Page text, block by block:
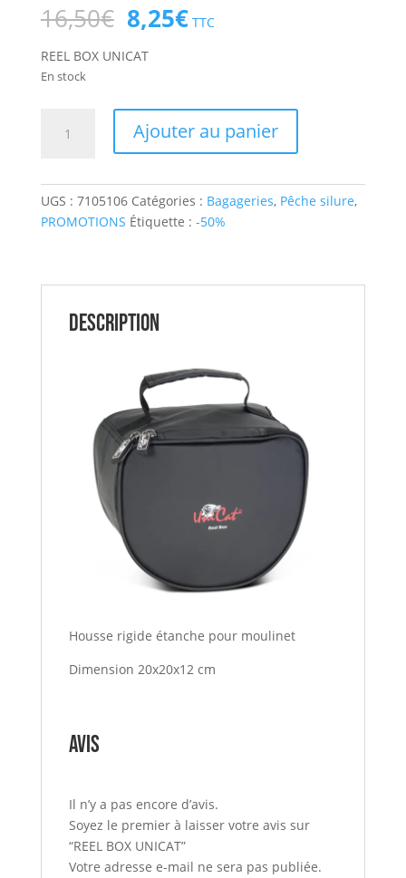
16,50€ Le
prix
initial
16,50€.
8,25€Le
prix
8,25€.
TTC
REEL BOX UNICAT
En stock
BOX
UNICAT
Ajouter au panier
UGS : 7105106 Catégories : Bagageries, Pêche silure,
PROMOTIONS Étiquette : -50%
Description
Housse rigide étanche pour moulinet
Dimension 20x20x12 cm
Avis
Il n’y a pas encore d’avis.
Soyez le premier à laisser votre avis sur
“REEL BOX UNICAT”
Votre adresse e-mail ne sera pas publiée.